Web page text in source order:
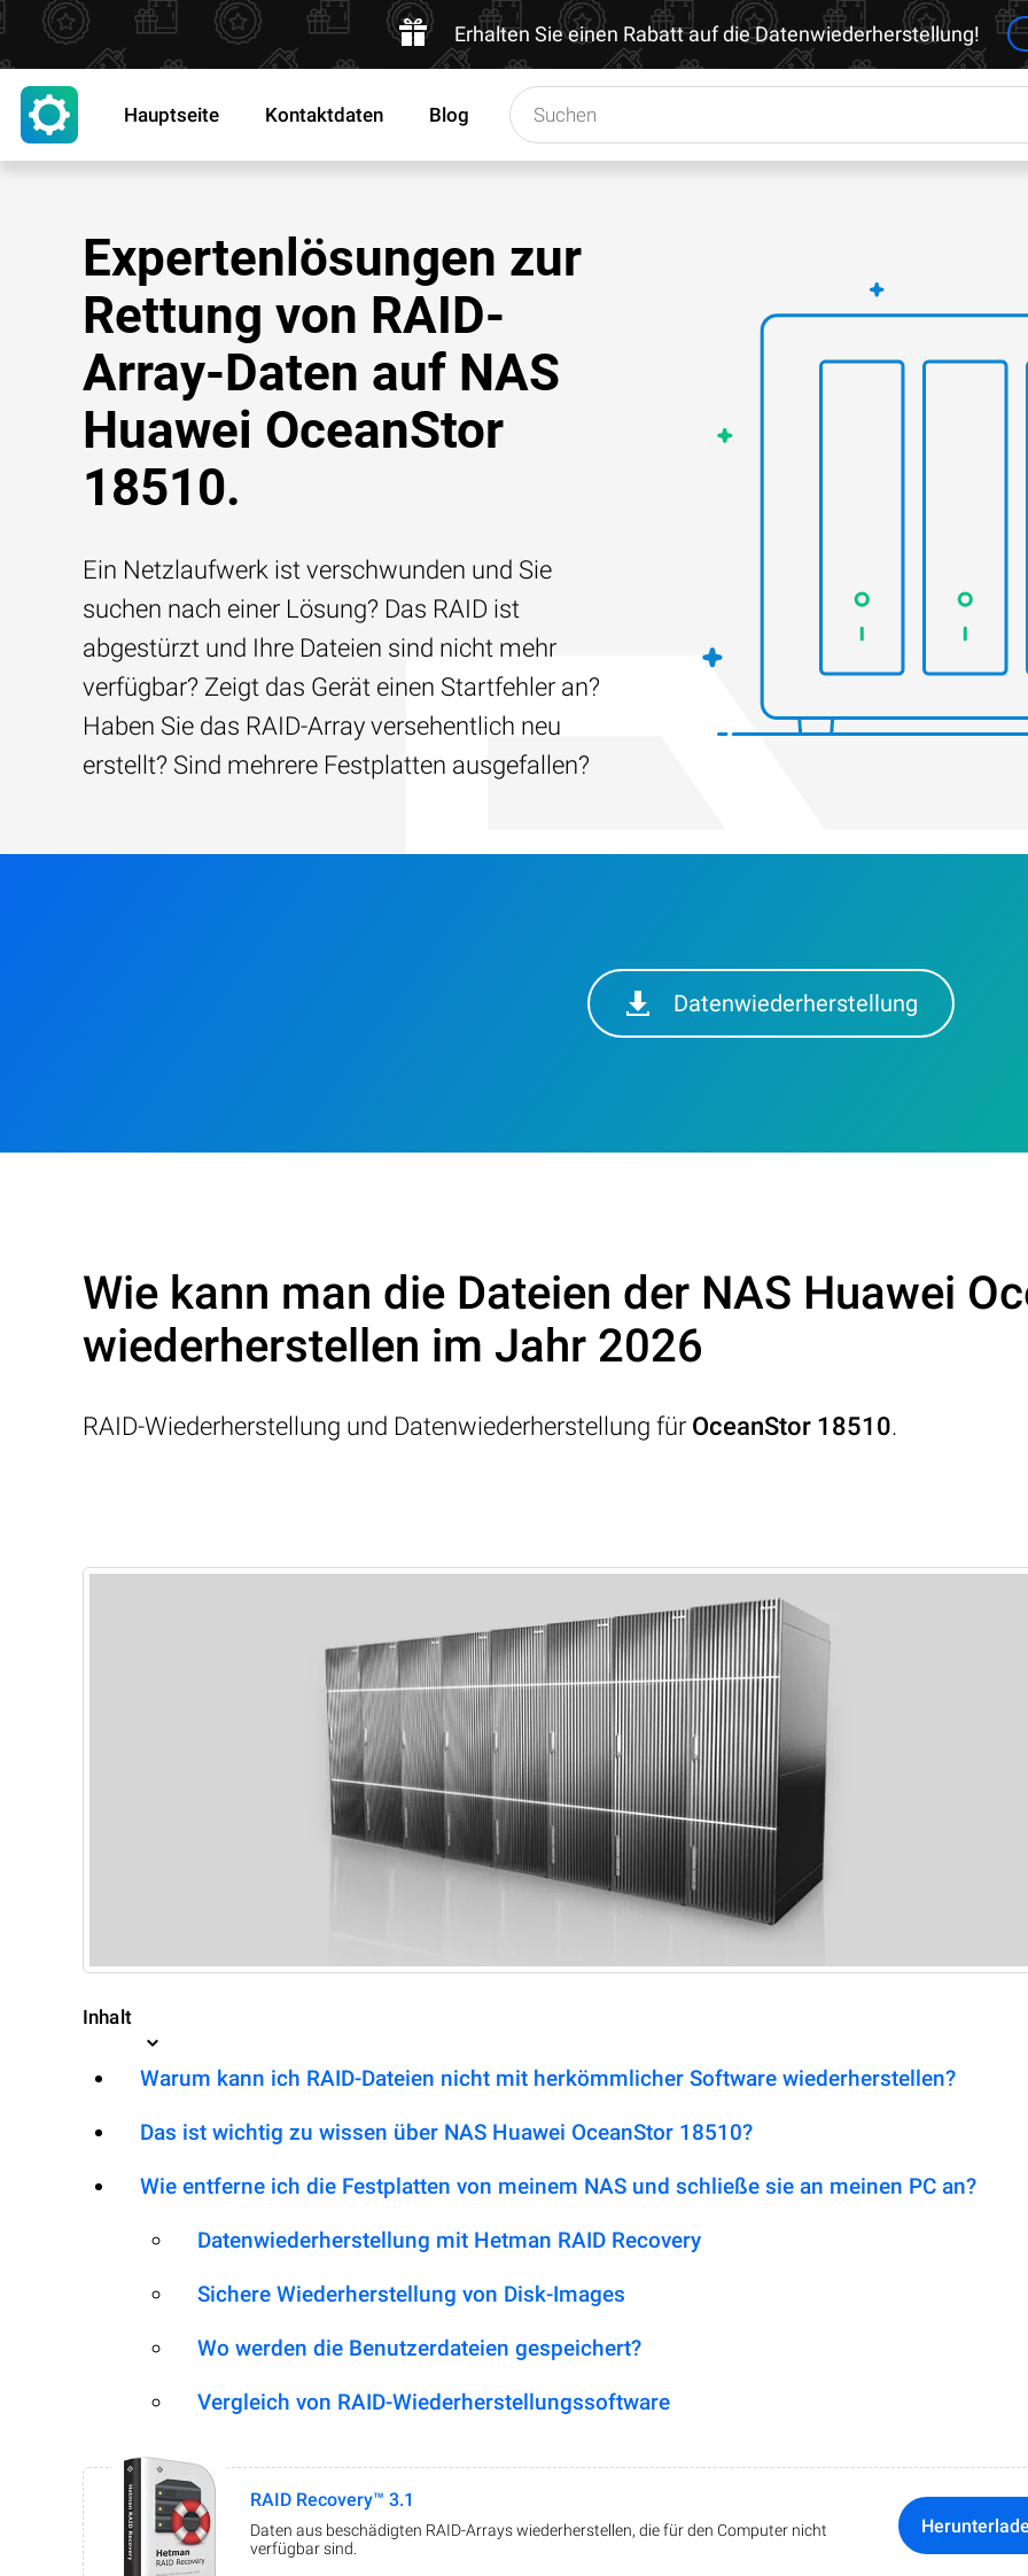
Erhalten Sie einen Rabatt auf die Datenwiederherstellung!
Hauptseite Kontaktdaten Blog
Expertenlösungen zur
Rettung von RAID-
Array-Daten auf NAS
Huawei OceanStor
18510.
Ein Netzlaufwerk ist verschwunden und Sie
suchen nach einer Lösung? Das RAID ist
abgestürzt und Ihre Dateien sind nicht mehr
verfügbar? Zeigt das Gerät einen Startfehler an?
Haben Sie das RAID-Array versehentlich neu
erstellt? Sind mehrere Festplatten ausgefallen?
Datenwiederherstellung
Wie kann man die Dateien der NAS Huawei
wiederherstellen im Jahr 2026
RAID-Wiederherstellung und Datenwiederherstellung für OceanStor 18510.
Inhalt
Warum kann ich RAID-Dateien nicht mit herkömmlicher Software wiederherstellen?
Das ist wichtig zu wissen über NAS Huawei OceanStor 18510?
Wie entferne ich die Festplatten von meinem NAS und schließe sie an meinen PC an?
Datenwiederherstellung mit Hetman RAID Recovery
Sichere Wiederherstellung von Disk-Images
Wo werden die Benutzerdateien gespeichert?
Vergleich von RAID-Wiederherstellungssoftware
RAID Recovery™ 3.1
Daten aus beschädigten RAID-Arrays wiederherstellen, die für den Computer nicht
verfügbar sind.